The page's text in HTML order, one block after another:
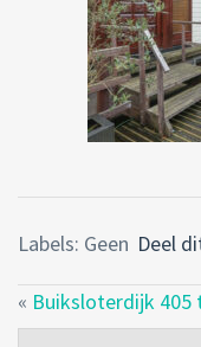
Deel
Labels: Geen
« Buiksloterdijk 405